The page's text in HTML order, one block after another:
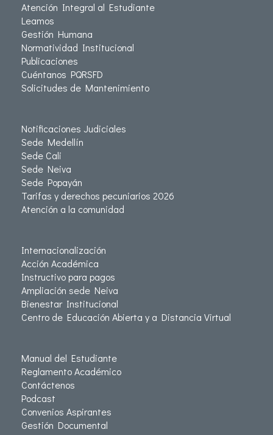
Atención Integral al Estudiante
Leamos
Gestión Humana
Normatividad Institucional
Publicaciones
Cuéntanos PQRSFD
Solicitudes de Mantenimiento
Notificaciones Judiciales
Sede Medellín
Sede Cali
Sede Neiva
Sede Popayán
Tarifas y derechos pecuniarios 2026
Atención a la comunidad
Internacionalización
Acción Académica
Instructivo para pagos
Ampliación sede Neiva
Bienestar Institucional
Centro de Educación Abierta y a Distancia Virtual
Manual del Estudiante
Reglamento Académico
Contáctenos
Podcast
Convenios Aspirantes
Gestión Documental